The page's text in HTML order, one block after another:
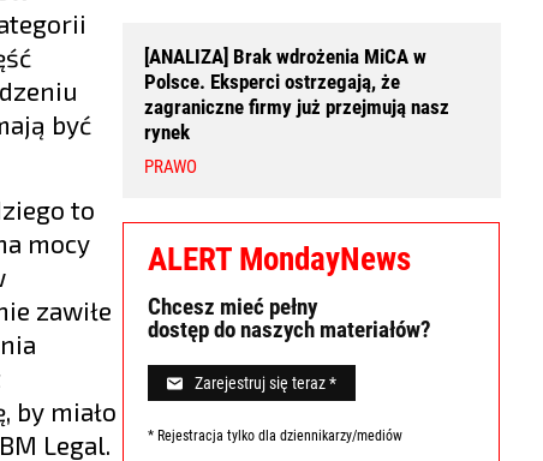
być
to
mocy
zawiłe
by miało
Legal.
[ANALIZA] Brak wdrożenia MiCA w
Polsce. Eksperci ostrzegają, że
zagraniczne firmy już przejmują nasz
rynek
PRAWO
ALERT MondayNews
Chcesz mieć pełny
dostęp do naszych materiałów?
Zarejestruj się teraz *
* Rejestracja tylko dla dziennikarzy/mediów